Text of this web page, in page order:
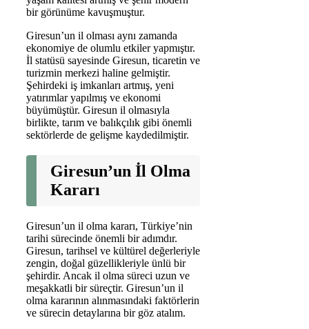
bir görünüme kavuşmuştur.
Giresun’un il olması aynı zamanda
ekonomiye de olumlu etkiler yapmıştır.
İl statüsü sayesinde Giresun, ticaretin ve
turizmin merkezi haline gelmiştir.
Şehirdeki iş imkanları artmış, yeni
yatırımlar yapılmış ve ekonomi
büyümüştür. Giresun il olmasıyla
birlikte, tarım ve balıkçılık gibi önemli
sektörlerde de gelişme kaydedilmiştir.
Giresun’un İl Olma
Kararı
Giresun’un il olma kararı, Türkiye’nin
tarihi sürecinde önemli bir adımdır.
Giresun, tarihsel ve kültürel değerleriyle
zengin, doğal güzellikleriyle ünlü bir
şehirdir. Ancak il olma süreci uzun ve
meşakkatli bir süreçtir. Giresun’un il
olma kararının alınmasındaki faktörlerin
ve sürecin detaylarına bir göz atalım.